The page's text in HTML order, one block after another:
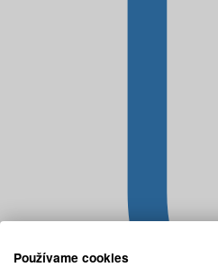
Používame cookies